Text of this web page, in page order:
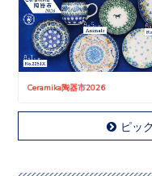
Ceramika陶器市2026
ピッ